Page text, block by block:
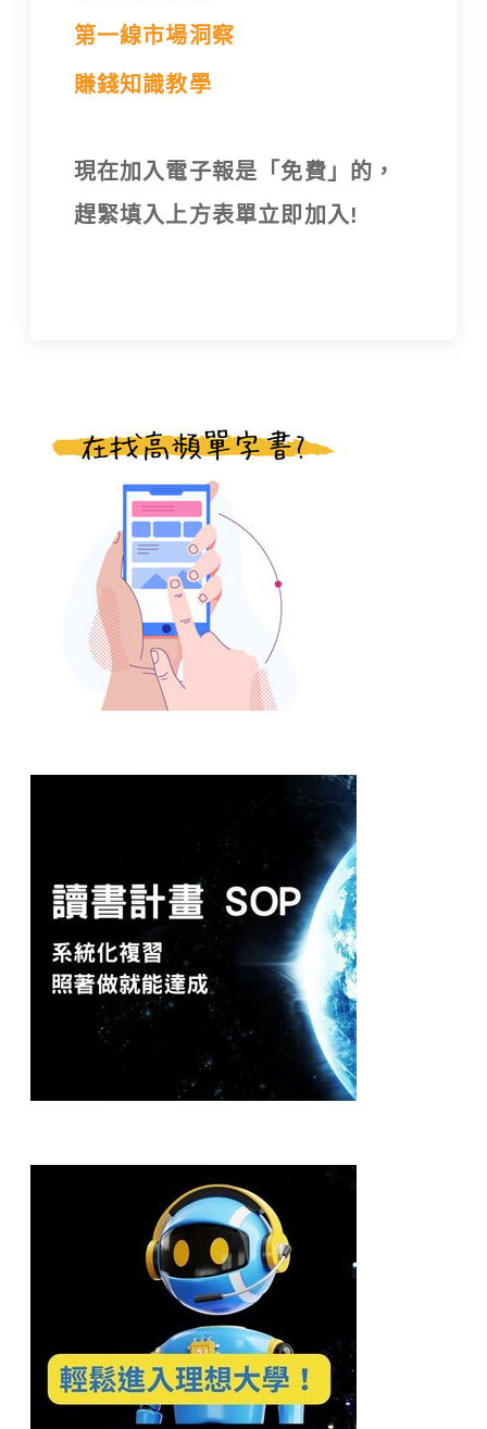
第一線市場洞察
賺錢知識教學
現在加入電子報是「免費」的，
趕緊填入上方表單立即加入!